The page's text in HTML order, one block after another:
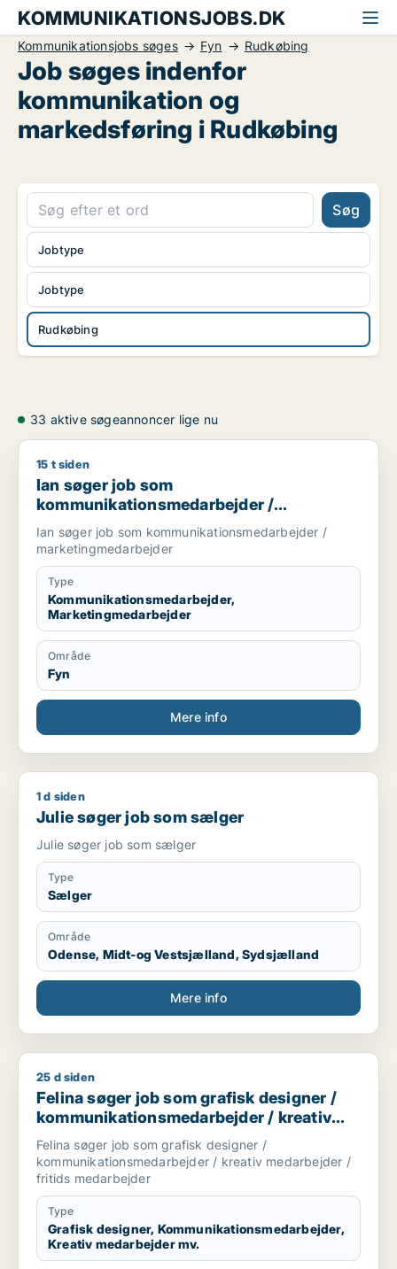
KOMMUNIKATIONSJOBS.DK
Kommunikationsjobs søges Fyn Rudkøbing
Job søges indenfor
kommunikation og
markedsføring i Rudkøbing
Søg
Jobtype
Rudkøbing
Jobtype
33 aktive søgeannoncer lige nu
Ian søger job som kommunikationsmedarbejder /
15 t siden
Ian søger job som
kommunikationsmedarbejder /
marketingmedarbejder
Ian søger job som kommunikationsmedarbejder /
marketingmedarbejder
Type
Kommunikationsmedarbejder,
Marketingmedarbejder
Område
Fyn
Mere info
Julie søger job som sælger
1 d siden
Julie søger job som sælger
Julie søger job som sælger
Type
Sælger
Område
Odense, Midt-og Vestsjælland, Sydsjælland
Mere info
Felina søger job som grafisk designer /
25 d siden
Felina søger job som grafisk designer /
kommunikationsmedarbejder / kreativ
medarbejder / fritids medarbejder
Felina søger job som grafisk designer /
kommunikationsmedarbejder / kreativ medarbejder /
fritids medarbejder
Type
Grafisk designer, Kommunikationsmedarbejder,
Kreativ medarbejder mv.